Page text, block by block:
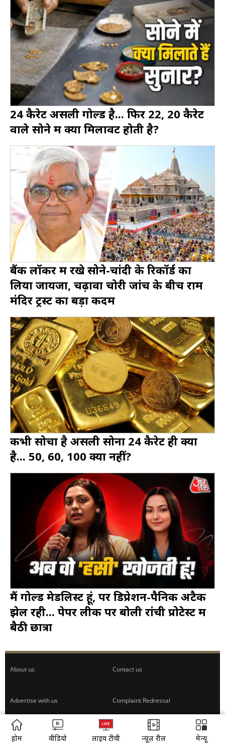
24 कैरेट असली गोल्ड है... फिर 22, 20 कैरेट
वाले सोने में क्या मिलावट होती है?
बैंक लॉकर में रखे सोने-चांदी के रिकॉर्ड का
लिया जायजा, चढ़ावा चोरी जांच के बीच राम
मंदिर ट्रस्ट का बड़ा कदम
कभी सोचा है असली सोना 24 कैरेट ही क्यों
है... 50, 60, 100 क्यों नहीं?
मैं गोल्ड मेडल‍िस्ट हूं, पर ड‍िप्रेशन-पैन‍िक अटैक
झेल रही... पेपर लीक पर बोली रांची प्रोटेस्ट में
बैठी छात्रा
About us Contact us
Advertise with us Complaint Redressal
Investors
होम वीडियो लाइव टीवी न्यूज़ रील मेन्यू